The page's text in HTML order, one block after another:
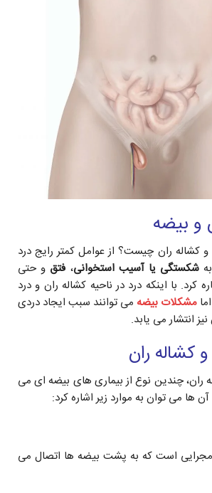
و بیضه
کشاله ران چیست؟ از عوامل کمتر رایج درد
شکستگی یا آسیب استخوانی، فتق و حتی
کرد. با اینکه درد در ناحیه کشاله ران و درد
مشکلات بیضه می توانند سبب ایجاد دردی
انتشار می یابد.
کشاله ران
ران، چندین نوع از بیماری های بیضه ای می
ها می توان به موارد زیر اشاره کرد:
مجرایی است که به پشت بیضه ها اتصال می